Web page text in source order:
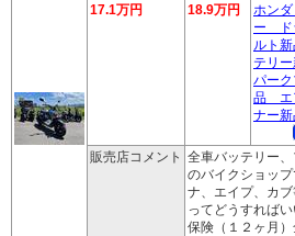
17.1万円
18.9万円
ホン
ー ド
ルト
テリ
パー
品 エ
ナー
販売店コメント 全車バッテリー
のバイクショッ
ナ、エイプ、カ
ってどうすれば
保険（１２ヶ月